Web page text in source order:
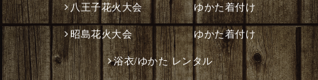
八王子花火大会 ゆかた着付け
昭島花火大会 ゆかた着付け
浴衣/ゆかた レンタル